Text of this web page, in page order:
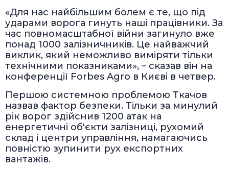
«Для нас найбільшим болем є те, що під
ударами ворога гинуть наші працівники. За
час повномасштабної війни загинуло вже
понад 1000 залізничників. Це найважчий
виклик, який неможливо виміряти тільки
технічними показниками», – сказав він на
конференції Forbes Agro в Києві в четвер.
Першою системною проблемою Ткачов
назвав фактор безпеки. Тільки за минулий
рік ворог здійснив 1200 атак на
енергетичні об'єкти залізниці, рухомий
склад і центри управління, намагаючись
повністю зупинити рух експортних
вантажів.